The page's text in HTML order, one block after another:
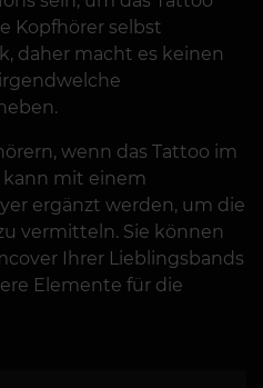
Kopfhörer selbst
daher macht es keinen
wenn das Tattoo im
kann mit einem
ergänzt werden, um die
vermitteln. Sie können
Ihrer Lieblingsbands
Elemente für die